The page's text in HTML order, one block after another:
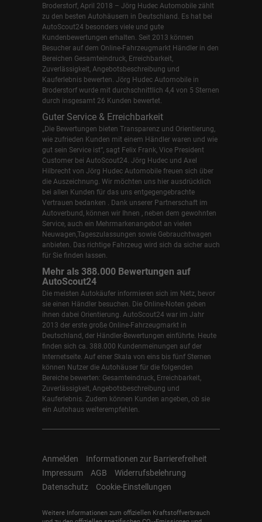
Broderstorf, April 2018 – Jörg Hudec Automobile zählt
zu den besten Autohäusern in Deutschland. Es hat bei
AutoScout24 besonders viele und gute
Kundenbewertungen erhalten. Seit 2013 können
Besucher auf dem Online-Fahrzeugmarkt Händler in den
Bereichen Gesamteindruck, Erreichbarkeit,
Zuverlässigkeit, Angebotsbeschreibung und
Kauferlebnis bewerten. Jörg Hudec Automobile in
Broderstorf wurde mit durchschnittlich 4,4 von 5 Sternen
durch insgesamt 26 Kunden bewertet.
Guter Service & Erreichbarkeit
„Die Bewertungen bieten Transparenz und Orientierung,
wie zufrieden Kunden mit einem Händler waren und wie
gut sein Service ist“, sagt Felix Frank, Vice President
Customer bei AutoScout24. Jörg Hudec und Axel
Hilbrecht von Jörg Hudec Automobile freuen sich über
die Auszeichnung. Wir möchten uns hier ausdrücklich
bei allen Kunden für das uns entgegengebrachte
Vertrauen bedanken . Dank unserer Partnerschaft im
Autoverbund, können wir Ihnen , neben dem gewohnten
Service, auch ein Mehrmarkenangebot an vielen
Neuwagen,Tageszulassungen sowie Gebrauchtwagen
anbieten. Das richtige Fahrzeug wird sich da sicher auch
für Sie finden lassen.
Mehr als 388.000 Bewertungen auf
AutoScout24
Die meisten Autokäufer informieren sich im Netz, bevor
sie einen Händler besuchen. Die Online-Noten geben
ihnen dabei Orientierung. AutoScout24 war im Jahr
2013 der erste große Online-Fahrzeugmarkt in
Deutschland, der Händler-Bewertungen einführte. Heute
finden sich ca. 388.000 Kundenmeinungen auf der
Internetseite. Auf einer Skala von eins bis fünf Sternen
können Nutzer die Autohäuser für die folgenden
Bereiche bewerten: Gesamteindruck, Erreichbarkeit,
Zuverlässigkeit, Angebotsbeschreibung und
Kauferlebnis. Zudem können Kunden angeben, ob sie
ein Autohaus weiterempfehlen.
Anmelden
Informationen zur Barrierefreiheit
Impressum
AGB
Widerrufsbelehrung
Datenschutz
Cookie-Einstellungen
Weitere Informationen zum offiziellen Kraftstoffverbrauch